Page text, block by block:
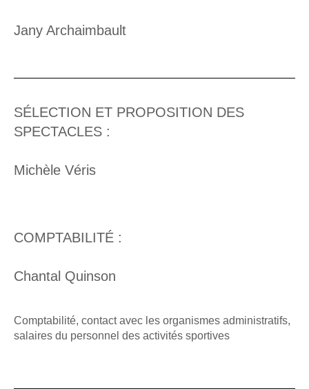
Jany Archaimbault
SÉLECTION ET PROPOSITION DES
SPECTACLES :
Michèle Véris
COMPTABILITÉ :
Chantal Quinson
Comptabilité, contact avec les organismes administratifs,
salaires du personnel des activités sportives